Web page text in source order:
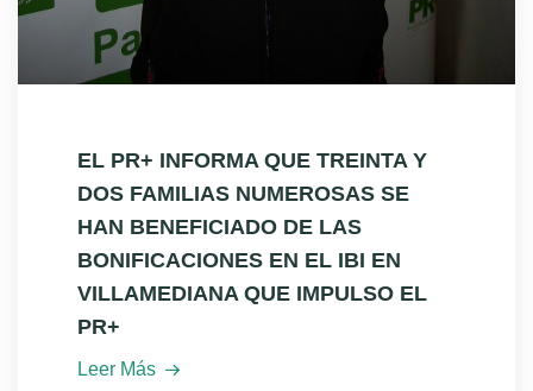
EL PR+ INFORMA QUE TREINTA Y
DOS FAMILIAS NUMEROSAS SE
HAN BENEFICIADO DE LAS
BONIFICACIONES EN EL IBI EN
VILLAMEDIANA QUE IMPULSO EL
PR+
Leer Más